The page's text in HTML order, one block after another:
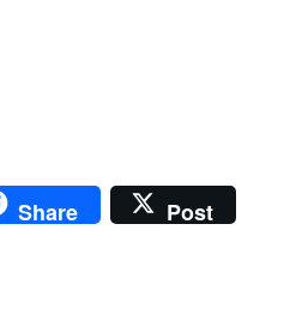
Share Post